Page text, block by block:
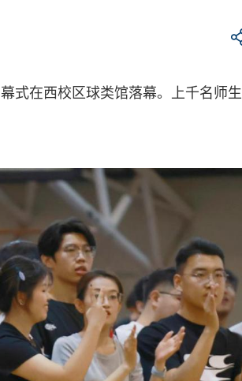
式在西校区球类馆落幕。上千名师生